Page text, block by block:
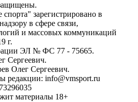
зарегистрировано в
в сфере связи,
и массовых коммуникаций
г.
ЭЛ № ФС 77 - 75665.
Сергеевич.
Олег Сергеевич.
редакции: info@vmsport.ru
материалы 18+